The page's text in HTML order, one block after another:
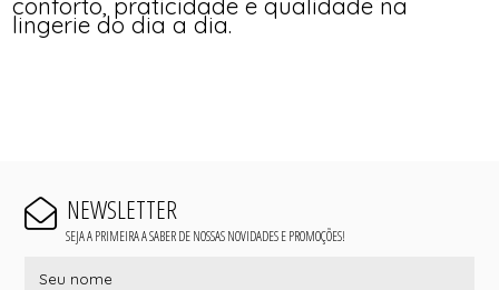
conforto, praticidade e qualidade na
lingerie do dia a dia.
NEWSLETTER
SEJA A PRIMEIRA A SABER DE NOSSAS NOVIDADES E PROMOÇÕES!